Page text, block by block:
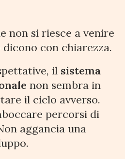
non si riesce a venire
con chiarezza.
il sistema
non sembra in
il ciclo avverso.
percorsi di
aggancia una